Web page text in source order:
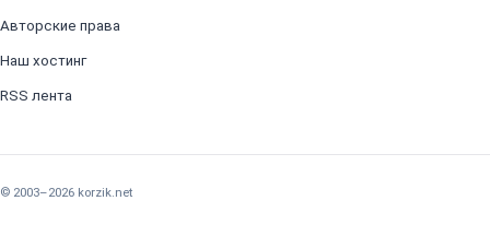
Авторские права
Наш хостинг
RSS лента
© 2003–2026 korzik.net